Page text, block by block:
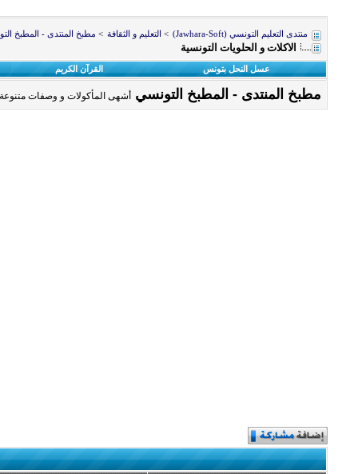
منتدى التعليم التونسي (Jawhara-Soft) > التعليم و الثقافة > مطبخ المنتدى - المطبخ
الاكلات و الحلويات التونسية
عسل النحل بتونس القرآن الكريم
مطبخ المنتدى - المطبخ التونسي أشهى المأكولات و وصفات